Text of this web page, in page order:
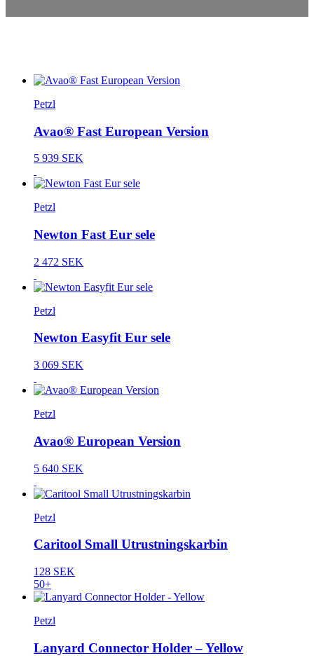
Petzl
Avao® Fast European Version
5 939 SEK
Petzl
Newton Fast Eur sele
2 472 SEK
Petzl
Newton Easyfit Eur sele
3 069 SEK
Petzl
Avao® European Version
5 640 SEK
Petzl
Caritool Small Utrustningskarbin
128 SEK
50+
Petzl
Lanyard Connector Holder – Yellow